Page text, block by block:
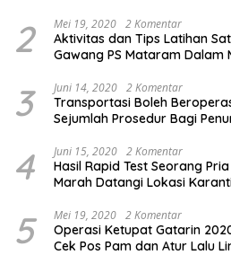
2 Mei 19, 2020 2 Komentar
Aktivitas dan Tips Latihan
Gawang PS Mataram Dalam
3 Juni 14, 2020 2 Komentar
Transportasi Boleh
Sejumlah Prosedur Bagi
4 Juni 15, 2020 2 Komentar
Hasil Rapid Test Seorang
Marah Datangi Lokasi
5 Mei 19, 2020 2 Komentar
Operasi Ketupat Gatarin
Cek Pos Pam dan Atur Lalu